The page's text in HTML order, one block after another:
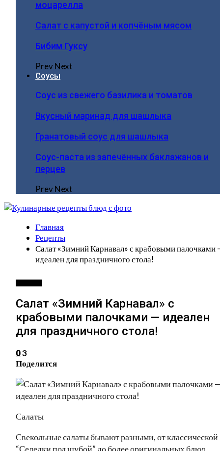
моцарелла
Салат с капустой и копчёным мясом
Бибим Гуксу
PrevNext
Соусы
Соус из свежего базилика и томатов
Вкусный маринад для шашлыка
Гранатовый соус для шашлыка
Соус-паста из запечённых баклажанов и
перцев
PrevNext
Главная
Рецепты
Салат «Зимний Карнавал» с крабовыми палочками
идеален для праздничного стола!
Салат «Зимний Карнавал» с
крабовыми палочками — идеален
для праздничного стола!
03
Поделится
Салаты
Свекольные салаты бывают разными, от классической
“Селедки под шубой” до более оригинальных блюд.